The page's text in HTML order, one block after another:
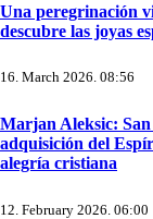
Una peregrinación
descubre las joyas
16. March 2026. 08:56
Marjan Aleksic: San
adquisición del
alegría cristiana
12. February 2026. 06:00